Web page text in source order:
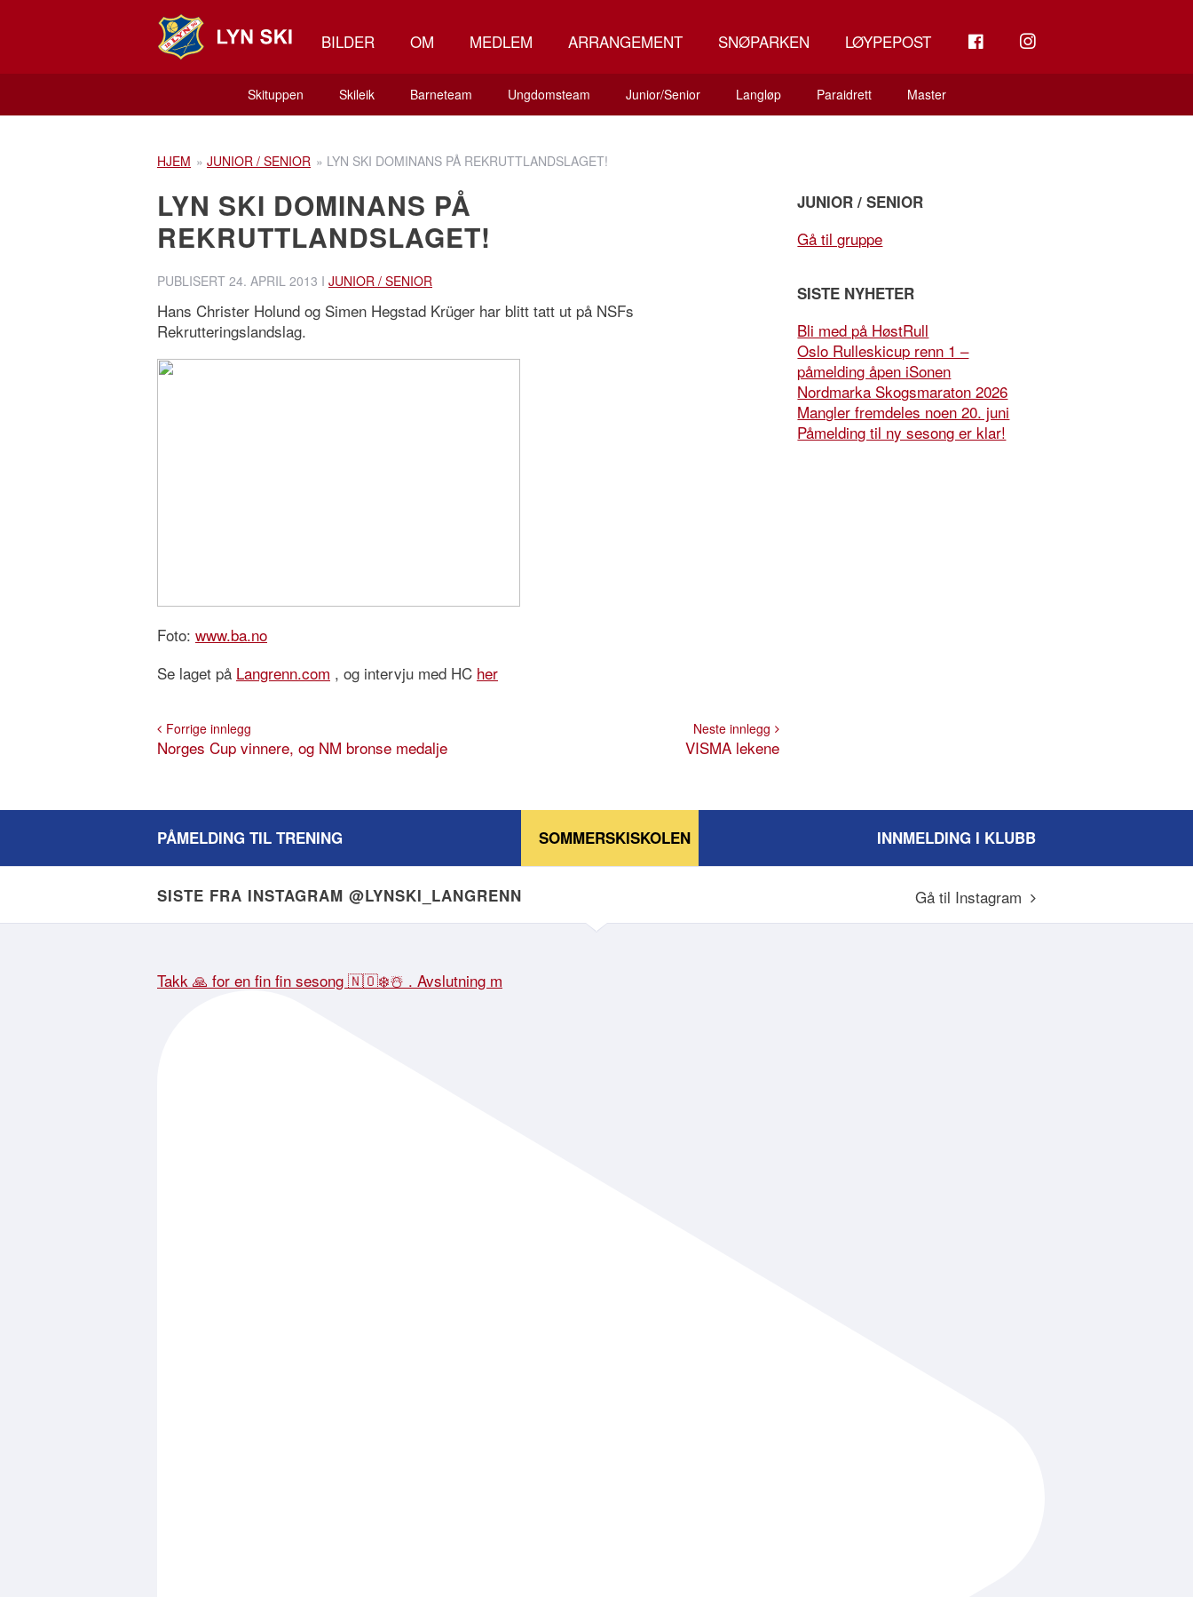
BILDER OM MEDLEM ARRANGEMENT SNØPARKEN LØYPEPOST INSTAGRAM
Skituppen Skileik Barneteam Ungdomsteam Junior/Senior Langløp Paraidrett Master
HJEM » JUNIOR / SENIOR » LYN SKI DOMINANS PÅ REKRUTTLANDSLAGET!
LYN SKI DOMINANS PÅ
REKRUTTLANDSLAGET!
PUBLISERT 24. APRIL 2013 I JUNIOR / SENIOR
Hans Christer Holund og Simen Hegstad Krüger har blitt tatt ut på NSFs
Rekrutteringslandslag.
Foto: www.ba.no
Se laget på Langrenn.com , og intervju med HC her
Forrige innlegg
Norges Cup vinnere, og NM bronse medalje
Neste innlegg
VISMA lekene
JUNIOR / SENIOR
Gå til gruppe
SISTE NYHETER
Bli med på HøstRull
Oslo Rulleskicup renn 1 –
påmelding åpen iSonen
Nordmarka Skogsmaraton 2026
Mangler fremdeles noen 20. juni
Påmelding til ny sesong er klar!
PÅMELDING TIL TRENING INNMELDING I KLUBB
SOMMERSKISKOLEN
SISTE FRA INSTAGRAM @LYNSKI_LANGRENN Gå til Instagram
Takk 🙏 for en fin fin sesong 🇳🇴❄️☃️ . Avslutning m